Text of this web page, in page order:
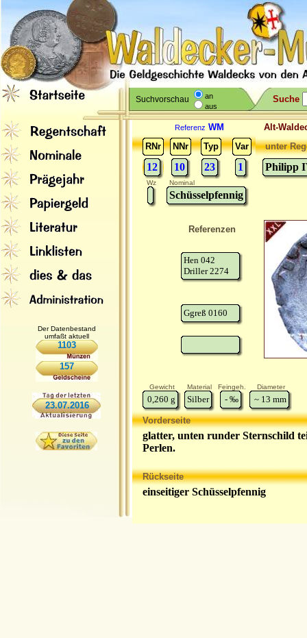
Suchvorschau
an
aus
Suche
Der Datenbestand
umfaßt aktuell
1103
157
23.07.2016
Referenz WM
Alt-
RNr
NNr Typ Var
12 10 23 1
unter
Philipp
Wz Nominal
Schüsselpfennig
Referenzen
Hen 042
Driller 2274
Ggreß 0160
Gewicht Material Feingeh. Diameter
0,260 g Silber - ‰ ~ 13 mm
Vorderseite
glatter, unten runder Sternschild
Perlen.
Rückseite
einseitiger Schüsselpfennig